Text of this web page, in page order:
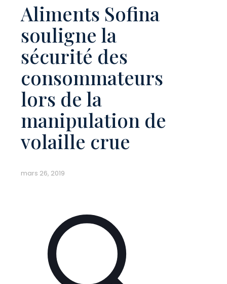
Aliments Sofina
souligne la
sécurité des
consommateurs
lors de la
manipulation de
volaille crue
mars 26, 2019